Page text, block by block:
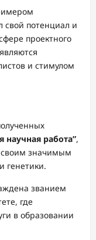
свой потенциал и
проектного
и стимулом
научная работа”,
своим значимым
генетики.
званием
где
в образовании